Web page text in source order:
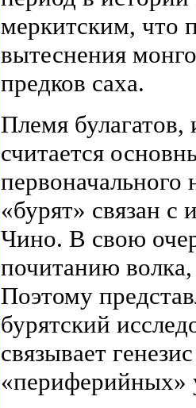
меркитским, что
вытеснения
предков саха.
Племя
считается
«бурят» связан с
Чино. В свою
почитанию
Поэтому
бурятский
связывает
«периферийных»